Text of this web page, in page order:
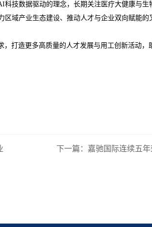
技数据驱动的理念，长期关注医疗大健康与
域产业生态建设、推动人才与企业双向赋能的
打造更多高质量的人才发展与用工创新活动
下一篇：嘉驰国际连续五年